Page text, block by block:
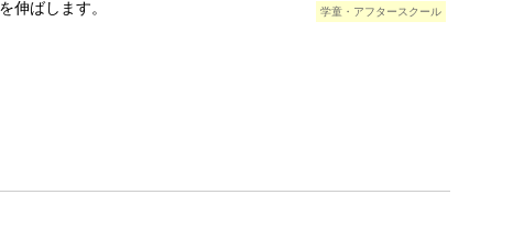
学童・アフタースクール
伸ばします。